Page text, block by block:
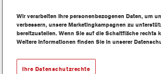
EZ82
Wir verarbeiten Ihre personenbezogenen Daten, um
verbessern, unsere Marketingkampagnen zu
bereitzustellen. Wenn Sie auf die Schaltfläche rechts
Weitere Informationen finden Sie in unserer
Ihre Datenschutzrechte